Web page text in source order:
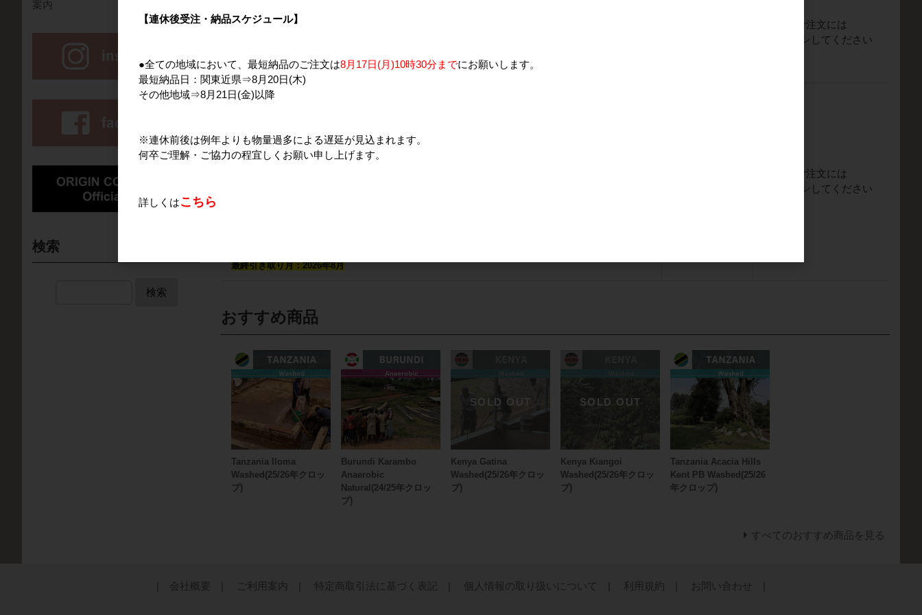
軽減税率対象
単価は円/Kgで表示しております
ご注文には
ログイン してください
取り置き相談(ご成約)用
品番
a01Q900000LorufIAB
最終引き取り月：2026年8月
ご注文には
ログイン してください
おすすめ商品
Tanzania Iloma
Washed(25/26年クロッ
プ)
Burundi Karambo
Anaerobic
Natural(24/25年クロッ
プ)
Kenya Gatina
Washed(25/26年クロッ
プ)
Kenya Kiangoi
Washed(25/26年クロッ
プ)
Tanzania Acacia Hills
Kent PB Washed(25/26
年クロップ)
すべてのおすすめ商品を見る
案内
検索
検索
| 会社概要 | ご利用案内 | 特定商取引法に基づく表記 | 個人情報の取り扱いについて | 利用規約 | お問い合わせ |
【連休後受注・納品スケジュール】
●全ての地域において、最短納品のご注文は8月17日(月)10時30分までにお願いします。
最短納品日：関東近県⇒8月20日(木)
その他地域⇒8月21日(金)以降
※連休前後は例年よりも物量過多による遅延が見込まれます。
何卒ご理解・ご協力の程宜しくお願い申し上げます。
詳しくはこちら